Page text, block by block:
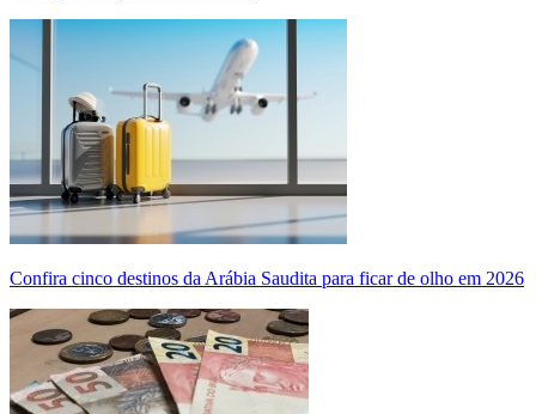
Confira cinco destinos da Arábia Saudita para ficar de olho em 2026